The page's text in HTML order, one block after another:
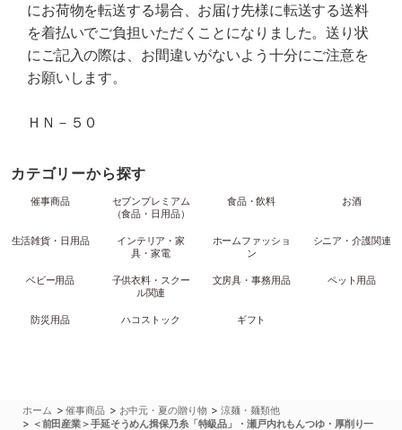
にお荷物を転送する場合、お届け先様に転送する送料
を着払いでご負担いただくことになりました。送り状
にご記入の際は、お間違いがないよう十分にご注意を
お願いします。
ＨＮ－５０
カテゴリーから探す
催事商品
セブンプレミアム
（食品・日用品）
食品・飲料 お酒
生活雑貨・日用品
インテリア・家
具・家電
ホームファッショ
ン
シニア・介護関連
ベビー用品
子供衣料・スクー
ル関連
文房具・事務用品 ペット用品
防災用品 ハコストック ギフト
ホーム >催事商品 > お中元・夏の贈り物 >涼麺・麺類他
> ＜前田産業＞手延そうめん揖保乃糸「特級品」・瀬戸内れもんつゆ・厚削り一